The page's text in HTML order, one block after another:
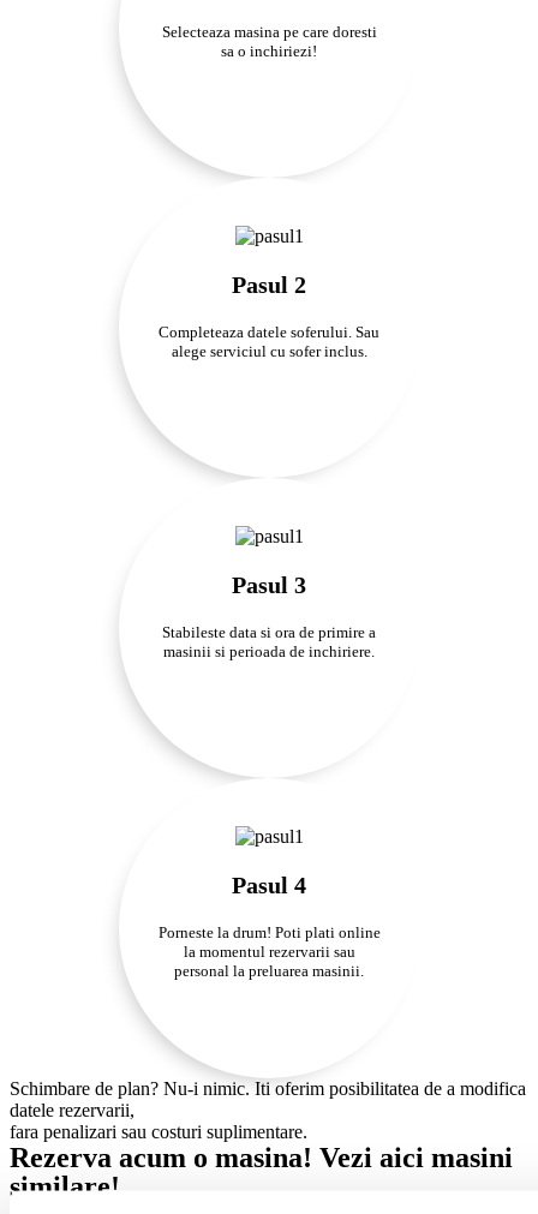
Selecteaza masina pe care doresti
sa o inchiriezi!
Pasul 2
Completeaza datele soferului. Sau
alege serviciul cu sofer inclus.
Pasul 3
Stabileste data si ora de primire a
masinii si perioada de inchiriere.
Pasul 4
Porneste la drum! Poti plati online
la momentul rezervarii sau
personal la preluarea masinii.
Schimbare de plan? Nu-i nimic. Iti oferim posibilitatea de a modifica
datele rezervarii,
fara penalizari sau costuri suplimentare.
Rezerva acum o masina! Vezi aici masini
similare!